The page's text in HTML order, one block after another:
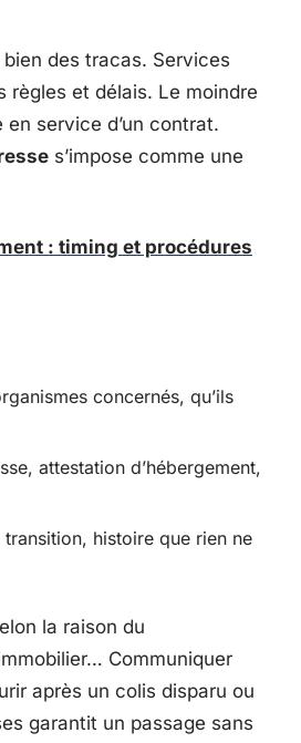
bien des tracas. Services
et délais. Le moindre
service d’un contrat.
s’impose comme une
: timing et procédures
concernés, qu’ils
attestation d’hébergement,
histoire que rien ne
la raison du
Communiquer
après un colis disparu ou
garantit un passage sans